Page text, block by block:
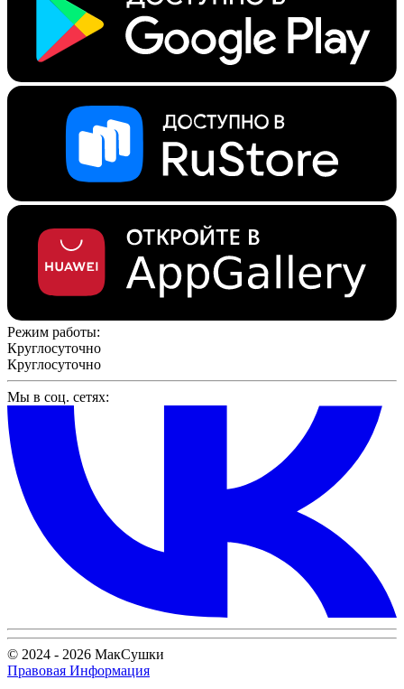
Режим работы:
Круглосуточно
Круглосуточно
Мы в соц. сетях:
© 2024 - 2026 МакСушки
Правовая Информация